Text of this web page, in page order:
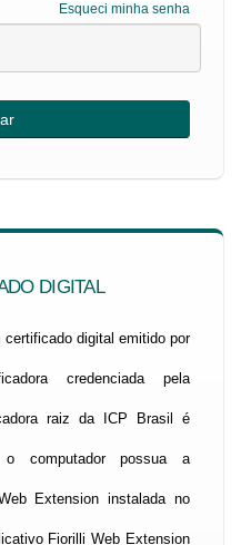
Esqueci minha senha
DIGITAL
certificado digital emitido por
credenciada pela
raiz da ICP Brasil é
o computador possua a
Extension instalada no
Fiorilli Web Extension